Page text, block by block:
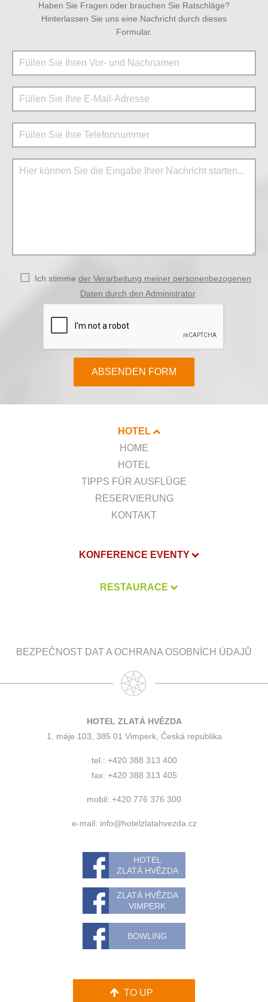
Haben Sie Fragen oder brauchen Sie Ratschläge?
Hinterlassen Sie uns eine Nachricht durch dieses
Formular.
Ich stimme der Verarbeitung meiner personenbezogenen
Daten durch den Administrator
ABSENDEN FORM
HOTEL
HOME
HOTEL
TIPPS FÜR AUSFLÜGE
RESERVIERUNG
KONTAKT
KONFERENCE EVENTY
RESTAURACE
BEZPEČNOST DAT A OCHRANA OSOBNÍCH ÚDAJŮ
HOTEL ZLATÁ HVĚZDA
1. máje 103, 385 01 Vimperk, Česká republika
tel.: +420 388 313 400
fax: +420 388 313 405
mobil: +420 776 376 300
e-mail: info@hotelzlatahvezda.cz
HOTEL
ZLATÁ HVĚZDA
ZLATÁ HVĚZDA
VIMPERK
BOWLING
TO UP